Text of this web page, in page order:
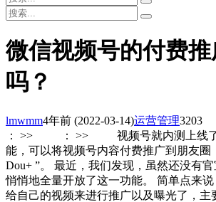
微信视频号的付费
吗？
lmwmm4年前 (2022-03-14)运营管理3203
： >> ： >> 视频号就内测上线了
能，可以将视频号内容付费推广到朋友圈
Dou+ ”。 最近，我们发现，虽然还没有
悄悄地全量开放了这一功能。 简单点来
给自己的视频来进行推广以及曝光了，主